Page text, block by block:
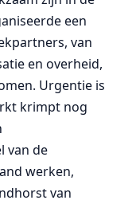
een
van
en overheid,
Urgentie is
krimpt nog
van de
werken,
van